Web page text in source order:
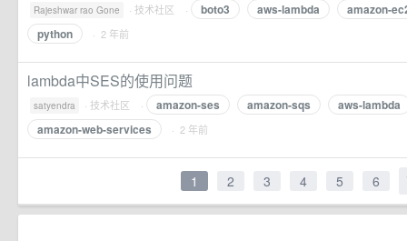
Rajeshwar rao Gone · 技术社区 · boto3 aws-lambda
amazon-
python
· 2 年前
lambda中SES的使用问题
satyendra · 技术社区 · amazon-ses amazon-sqs
aws-lambda
amazon-web-services
· 2 年前
1 2 3 4 5 6